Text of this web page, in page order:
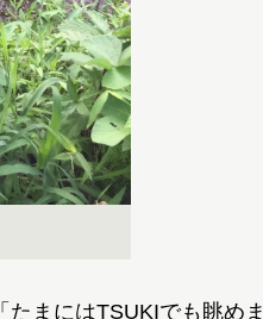
まにはTSUKIでも眺めま